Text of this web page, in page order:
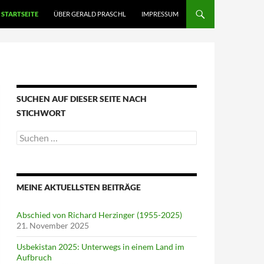
STARTSEITE ÜBER GERALD PRASCHL IMPRESSUM
SUCHEN AUF DIESER SEITE NACH
STICHWORT
Suche
nach:
MEINE AKTUELLSTEN BEITRÄGE
Abschied von Richard Herzinger (1955-2025)
21. November 2025
Usbekistan 2025: Unterwegs in einem Land im
Aufbruch